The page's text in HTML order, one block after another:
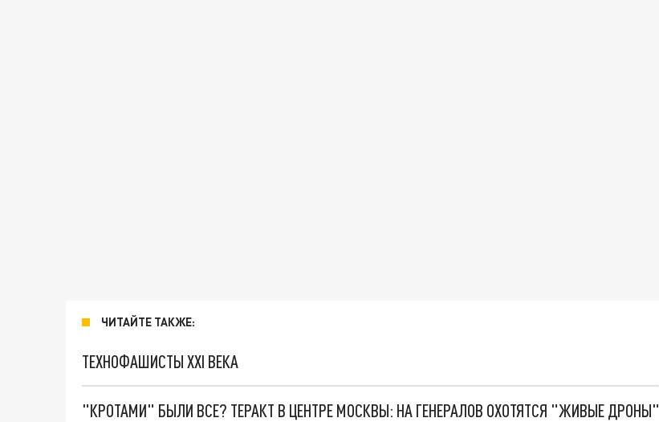
ЧИТАЙТЕ ТАКЖЕ:
ТЕХНОФАШИСТЫ XXI ВЕКА
"КРОТАМИ" БЫЛИ ВСЕ? ТЕРАКТ В ЦЕНТРЕ МОСКВЫ: НА ГЕНЕРАЛОВ ОХОТЯТСЯ "ЖИВЫЕ ДРОНЫ"